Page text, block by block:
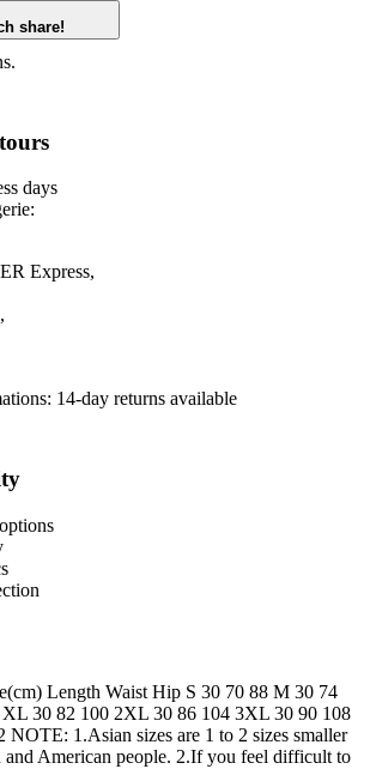
share!
days
Express,
14-day returns available
Length Waist Hip S 30 70 88 M 30 74
30 82 100 2XL 30 86 104 3XL 30 90 108
NOTE: 1.Asian sizes are 1 to 2 sizes smaller
and American people. 2.If you feel difficult to